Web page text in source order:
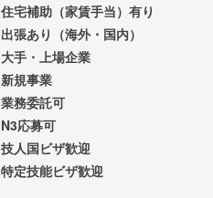
住宅補助（家賃手当）有り
出張あり（海外・国内）
大手・上場企業
新規事業
業務委託可
N3応募可
技人国ビザ歓迎
特定技能ビザ歓迎